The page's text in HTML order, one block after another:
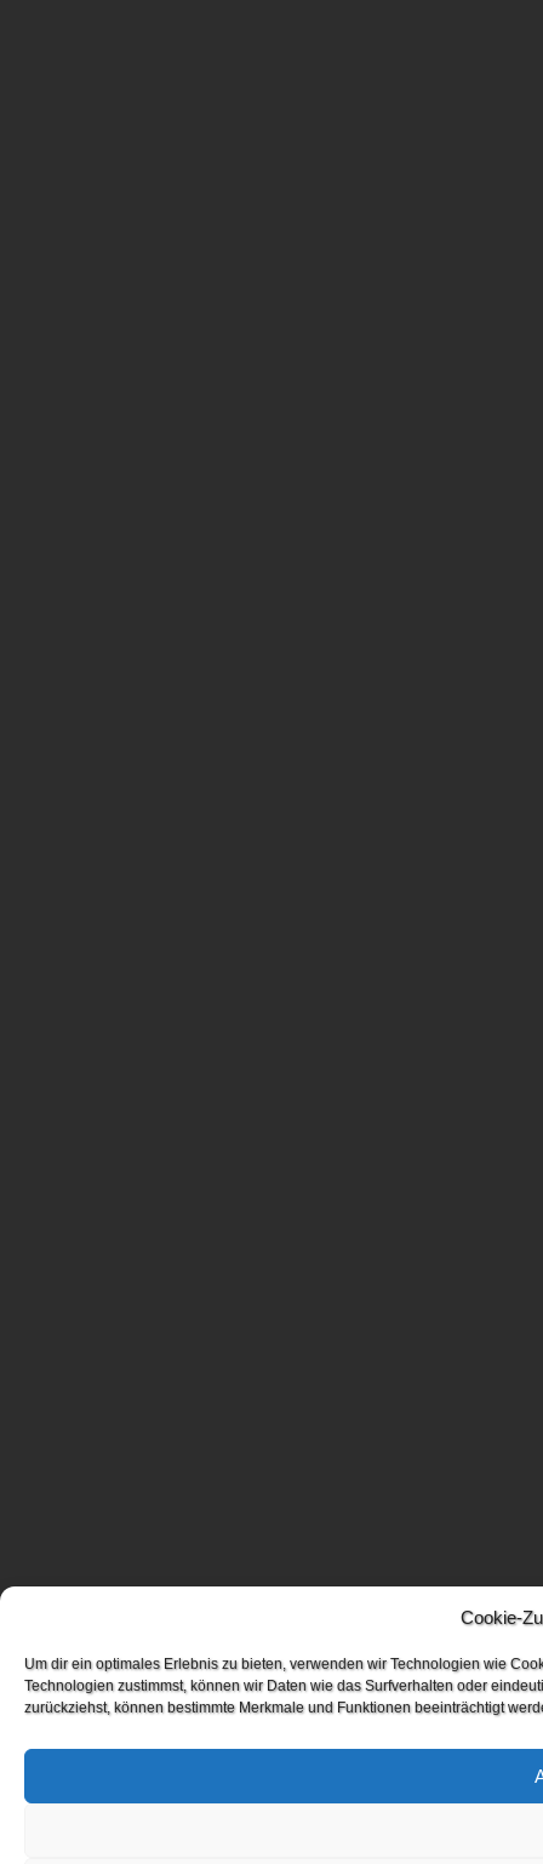
Cookie-
Um dir ein optimales Erlebnis zu bieten, verwenden wir Technologien wie
Technologien zustimmst, können wir Daten wie das Surfverhalten oder
zurückziehst, können bestimmte Merkmale und Funktionen beeinträchtigt